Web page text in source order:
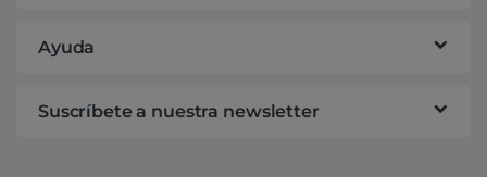
Ayuda
Suscríbete a nuestra newsletter